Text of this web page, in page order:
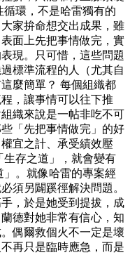
環，不是哈雷獨有的
家拚命想交出成果，雖
面上先把事情做完，實
現。只可惜，這些問題
標準流程的人（尤其自
麼簡單？ 每個組織都
，讓事情可以往下推
織來說是一帖非吃不可
「先把事情做完」的好
宜之計、承受績效壓
生存之道」，就會變有
。就像哈雷的專案經
須另闢蹊徑解決問題。
，於是她受到提拔，成
德對她非常有信心，知
偶爾救個火不一定是壞
再只是臨時應急，而是